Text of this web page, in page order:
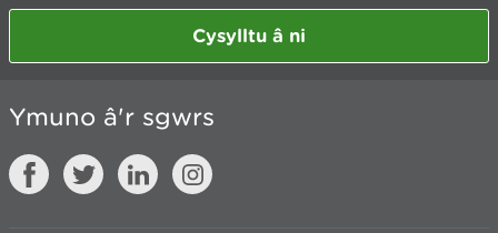
Cysylltu â ni
Ymuno â'r sgwrs